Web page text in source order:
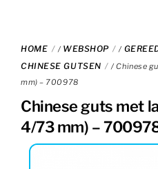
HOME / WEBSHOP /
CHINESE GUTSEN
/ Chinese
mm) – 700978
Chinese guts met
4/73 mm) –